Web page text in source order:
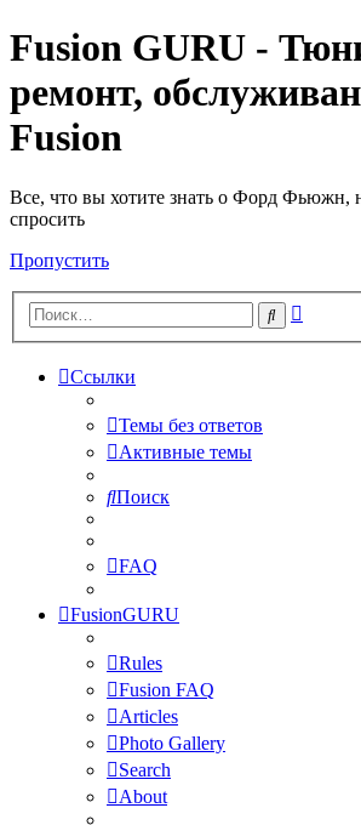
Fusion GURU -
ремонт,
Fusion
Все, что вы хотите знать о Форд Фьюжн,
спросить
Пропустить
Поиск
Ссылки
Темы без ответов
Активные темы
Поиск
FAQ
FusionGURU
Rules
Fusion FAQ
Articles
Photo Gallery
Search
About